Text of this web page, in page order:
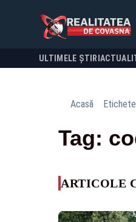
ULTIMELE ȘTIRI
Acasă Etichete
Tag:
ARTICOLE